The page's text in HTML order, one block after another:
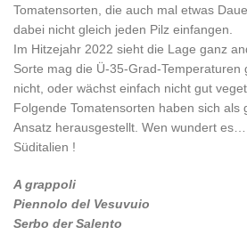
Tomatensorten, die auch mal etwas
dabei nicht gleich jeden Pilz einfangen.
Im Hitzejahr 2022 sieht die Lage ganz
Sorte mag die Ü-35-Grad-Temperaturen
nicht, oder wächst einfach nicht gut
Folgende Tomatensorten haben sich als
Ansatz herausgestellt. Wen wundert
Süditalien !
A grappoli
Piennolo del Vesuvuio
Serbo der Salento